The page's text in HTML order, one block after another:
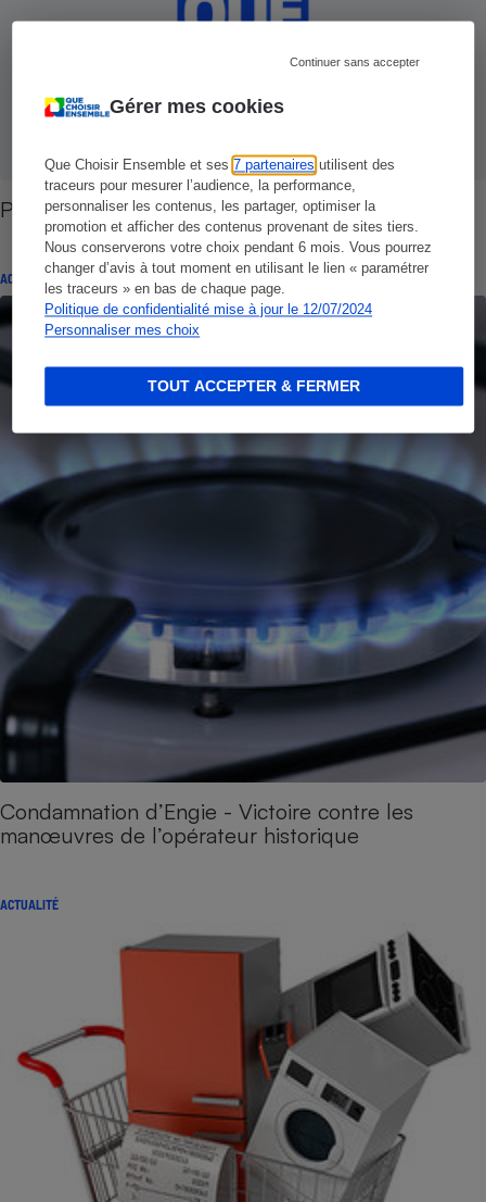
Gérer mes cookies
Que Choisir Ensemble et ses7 partenaires utilisent des
traceurs pour mesurer l’audience, la performance,
personnaliser les contenus, les partager, optimiser la
promotion et afficher des contenus provenant de sites tiers.
Nous conserverons votre choix pendant 6 mois. Vous pourrez
changer d’avis à tout moment en utilisant le lien « paramétrer
les traceurs » en bas de chaque page.
Politique de confidentialité mise à jour le 12/07/2024
Personnaliser mes choix
Continuer sans accepter
TOUT ACCEPTER & FERMER
Prix des jouets - Les condamnations définitives
ACTION QUE CHOISIR ENSEMBLE
Condamnation d’Engie - Victoire contre les
manœuvres de l’opérateur historique
ACTUALITÉ